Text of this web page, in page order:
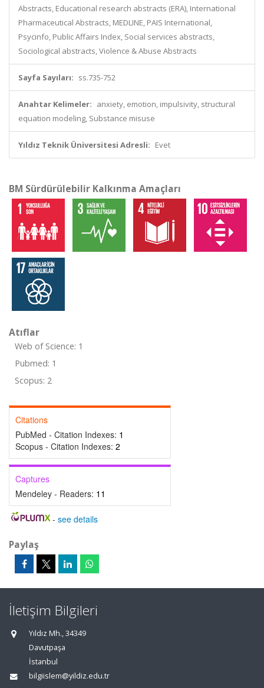
Abstracts, Educational research abstracts (ERA), International
Pharmaceutical Abstracts, MEDLINE, PAIS International,
Psycinfo, Public Affairs Index, Social services abstracts,
Sociological abstracts, Violence & Abuse Abstracts
Sayfa Sayıları: ss.735-752
Anahtar Kelimeler: anxiety, emotion, impulsivity, structural
equation modeling, Substance misuse
Yıldız Teknik Üniversitesi Adresli: Evet
BM Sürdürülebilir Kalkınma Amaçları
Atıflar
Web of Science: 1
Pubmed: 1
Scopus: 2
Citations
PubMed - Citation Indexes: 1
Scopus - Citation Indexes: 2
Captures
Mendeley - Readers: 11
- see details
Paylaş
İletişim Bilgileri
Yıldız Mh., 34349
Davutpaşa
İstanbul
bilgiislem@yildiz.edu.tr